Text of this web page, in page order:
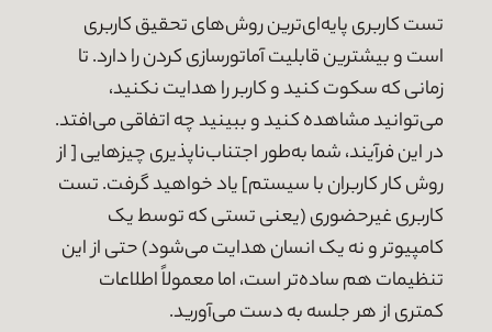
تست کاربری پایه‌ای‌ترین روش‌های تحقیق کاربری
است و بیشترین قابلیت آماتورسازی کردن را دارد. تا
زمانی که سکوت کنید و کاربر را هدایت نکنید،
می‌توانید مشاهده کنید و ببینید چه اتفاقی می‌افتد.
در این فرآیند، شما به‌طور اجتناب‌ناپذیری چیزهایی [ از
روش کار کاربران با سیستم] یاد خواهید گرفت. تست
کاربری غیرحضوری (یعنی تستی که توسط یک
کامپیوتر و نه یک انسان هدایت می‌شود) حتی از این
تنظیمات هم ساده‌تر است، اما معمولاً اطلاعات
کمتری از هر جلسه به دست می‌آورید.